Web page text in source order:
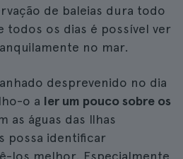
de baleias dura todo
todos os dias é possível ver
no mar.
desprevenido no dia
o a ler um pouco sobre os
as águas das Ilhas
possa identificar
los melhor. Especialmente